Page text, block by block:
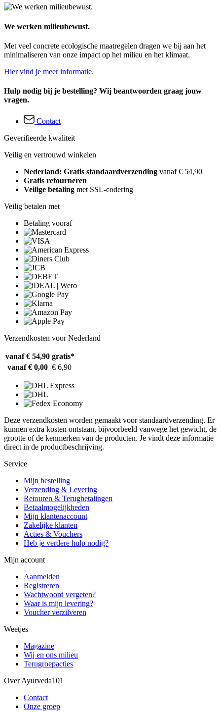
We werken milieubewust.
Met veel concrete ecologische maatregelen dragen we bij aan het
minimaliseren van onze impact op het milieu en het klimaat.
Hier vind je meer informatie.
Hulp nodig bij je bestelling? Wij beantwoorden graag jouw
vragen.
Contact
Geverifieerde kwaliteit
Veilig en vertrouwd winkelen
Nederland: Gratis standaardverzending vanaf € 54,90
Gratis retourneren
Veilige betaling met SSL-codering
Veilig betalen met
Betaling vooraf
Verzendkosten voor Nederland
vanaf € 54,90 gratis*
vanaf € 0,00 € 6,90
Deze verzendkosten worden gemaakt voor standaardverzending. Er
kunnen extra kosten ontstaan, bijvoorbeeld vanwege het gewicht, de
grootte of de kenmerken van de producten. Je vindt deze informatie
direct in de productbeschrijving.
Service
Mijn bestelling
Verzending & Levering
Retouren & Terugbetalingen
Betaalmogelijkheden
Mijn klantenaccount
Zakelijke klanten
Acties & Vouchers
Heb je verdere hulp nodig?
Mijn account
Aanmelden
Registreren
Wachtwoord vergeten?
Waar is mijn levering?
Voucher verzilveren
Weetjes
Magazine
Wij en ons milieu
Terugroepacties
Over Ayurveda101
Contact
Onze groep